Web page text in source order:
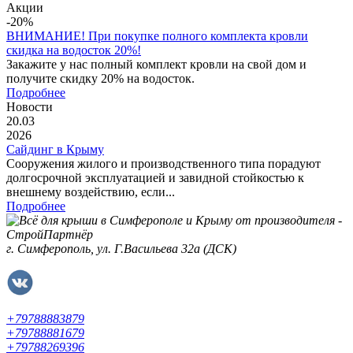
Акции
-20%
ВНИМАНИЕ! При покупке полного комплекта кровли
скидка на водосток 20%!
Закажите у нас полный комплект кровли на свой дом и
получите скидку 20% на водосток.
Подробнее
Новости
20.03
2026
Сайдинг в Крыму
Сооружения жилого и производственного типа порадуют
долгосрочной эксплуатацией и завидной стойкостью к
внешнему воздействию, если...
Подробнее
г. Симферополь, ул. Г.Васильева 32а (ДСК)
+79788883879
+79788881679
+79788269396